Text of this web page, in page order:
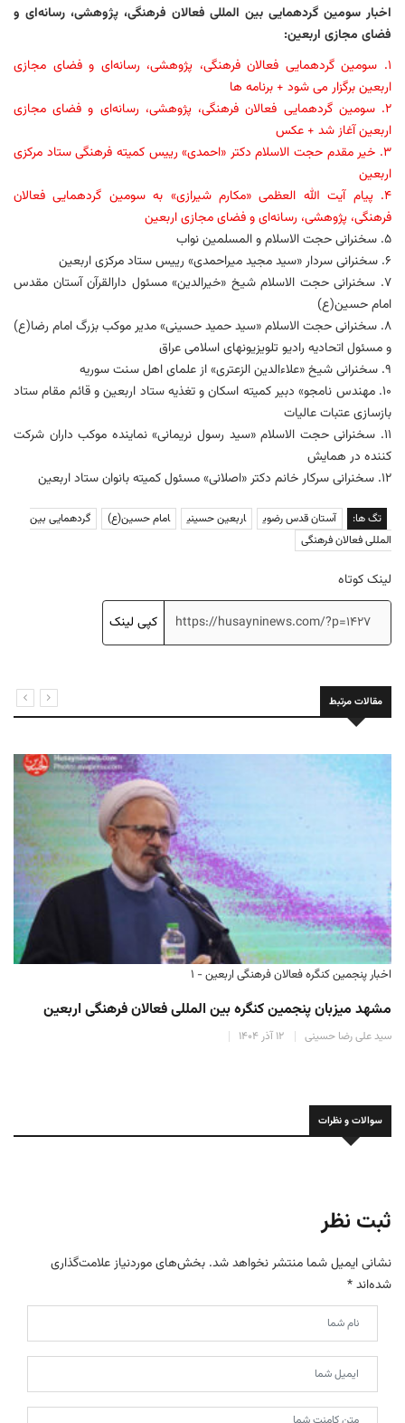
اخبار سومین گردهمایی بین المللی فعالان فرهنگی، پژوهشی، رسانه‌ای و
فضای مجازی اربعین:
۱. سومین گردهمایی فعالان فرهنگی، پژوهشی، رسانه‌ای و فضای مجازی
اربعین برگزار می شود + برنامه ها
۲. سومین گردهمایی فعالان فرهنگی، پژوهشی، رسانه‌ای و فضای مجازی
اربعین آغاز شد + عکس
۳. خیر مقدم حجت الاسلام دکتر «احمدی» رییس کمیته فرهنگی ستاد مرکزی
اربعین
۴. پیام آیت الله العظمی «مکارم شیرازی» به سومین گردهمایی فعالان
فرهنگی، پژوهشی، رسانه‌ای و فضای مجازی اربعین
۵. سخنرانی حجت الاسلام و المسلمین نواب
۶. سخنرانی سردار «سید مجید میراحمدی» رییس ستاد مرکزی اربعین
۷. سخنرانی حجت الاسلام شیخ «خیرالدین» مسئول دارالقرآن آستان مقدس
امام حسین(ع)
۸. سخنرانی حجت الاسلام «سید حمید حسینی» مدیر موکب بزرگ امام رضا(ع)
و مسئول اتحادیه رادیو تلویزیونهای اسلامی عراق
۹. سخنرانی شیخ «علاءالدین الزعتری» از علمای اهل سنت سوریه
۱۰. مهندس نامجو» دبیر کمیته اسکان و تغذیه ستاد اربعین و قائم مقام ستاد
بازسازی عتبات عالیات
۱۱. سخنرانی حجت الاسلام «سید رسول نریمانی» نماینده موکب داران شرکت
کننده در همایش
۱۲. سخنرانی سرکار خانم دکتر «اصلانی» مسئول کمیته بانوان ستاد اربعین
تگ ها: آستان قدس رضوی اربعین حسینی امام حسین(ع)
گردهمایی بین
المللی فعالان فرهنگی
لینک کوتاه
کپی لینک
مقالات مرتبط
به میزبانی مسجد مقدس جمکران برگزار می‌شود؛
هشتمین اجلاسیه تولیت‌های اعتاب مقدس ایران
سید علی رضا حسینی ۱۰ آذر ۱۴۰۴
سوالات و نظرات
ثبت نظر
نشانی ایمیل شما منتشر نخواهد شد. بخش‌های موردنیاز علامت‌گذاری
شده‌اند*